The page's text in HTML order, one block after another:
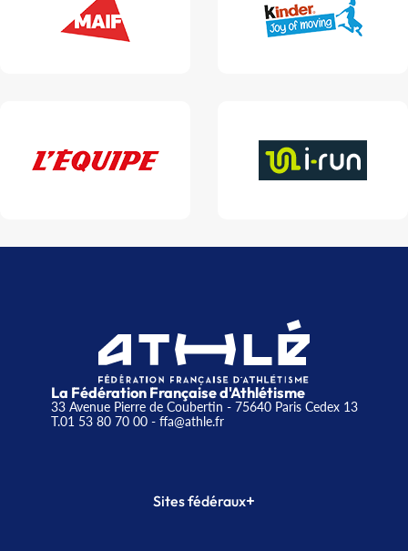
La Fédération Française d'Athlétisme
33 Avenue Pierre de Coubertin - 75640 Paris Cedex 13
T.01 53 80 70 00- ffa@athle.fr
Sites fédéraux+